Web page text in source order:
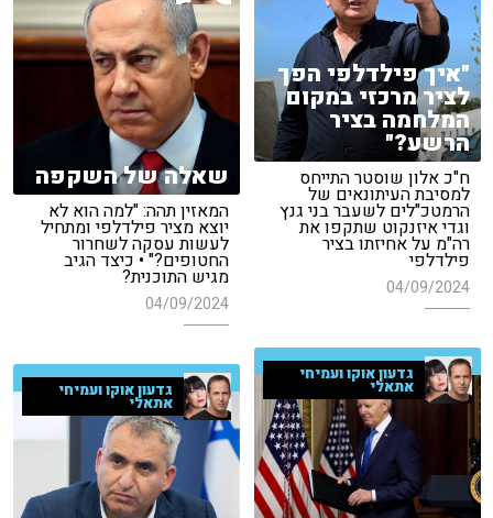
"איך פילדלפי הפך
לציר מרכזי במקום
המלחמה בציר
הרשע?"
ח"כ אלון שוסטר התייחס
למסיבת העיתונאים של
הרמטכ"לים לשעבר בני גנץ
וגדי איזנקוט שתקפו את
רה"מ על אחיזתו בציר
פילדלפי
04/09/2024
שאלה של השקפה
המאזין תהה: "למה הוא לא
יוצא מציר פילדלפי ומתחיל
לעשות עסקה לשחרור
החטופים?" • כיצד הגיב
מגיש התוכנית?
04/09/2024
גדעון אוקו ועמיחי
אתאלי גדעון אוקו ועמיחי
אתאלי